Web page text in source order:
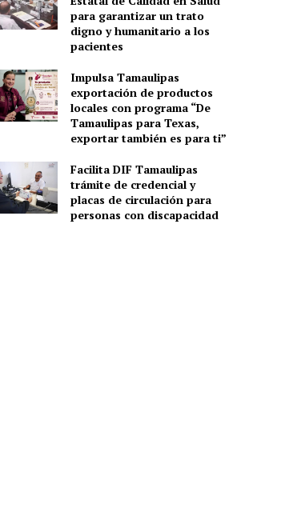
para garantizar un trato
digno y humanitario a los
pacientes
Impulsa Tamaulipas
exportación de productos
locales con programa “De
Tamaulipas para Texas,
exportar también es para ti”
Facilita DIF Tamaulipas
trámite de credencial y
placas de circulación para
personas con discapacidad